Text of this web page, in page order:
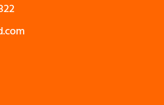
Svenska